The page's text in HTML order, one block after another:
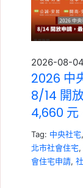
2026-08-04
2026 中
8/14 開
4,660 元
Tag: 中央社宅,
北市社會住宅,
會住宅申請,